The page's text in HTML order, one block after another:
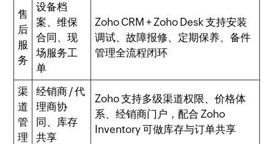
售
后
服
务
设备档
案、维保
合同、现
场服务工
单
Zoho CRM + Zoho Desk 支持安装
调试、故障报修、定期保养、备件
管理全流程闭环
渠
道
管
理
经销商 / 代
理商协
同、库存
共享
Zoho 支持多级渠道权限、价格体
系、经销商门户，配合 Zoho
Inventory 可做库存与订单共享